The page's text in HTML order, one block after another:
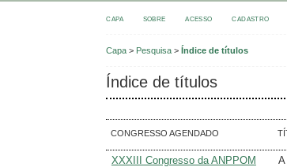
CAPA SOBRE ACESSO CADASTRO
Capa > Pesquisa >Índice de títulos
Índice de títulos
CONGRESSO AGENDADO
XXXIII Congresso da ANPPOM
A